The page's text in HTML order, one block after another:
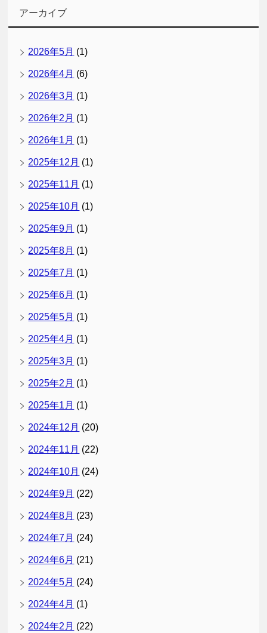
アーカイブ
2026年5月 (1)
2026年4月 (6)
2026年3月 (1)
2026年2月 (1)
2026年1月 (1)
2025年12月 (1)
2025年11月 (1)
2025年10月 (1)
2025年9月 (1)
2025年8月 (1)
2025年7月 (1)
2025年6月 (1)
2025年5月 (1)
2025年4月 (1)
2025年3月 (1)
2025年2月 (1)
2025年1月 (1)
2024年12月 (20)
2024年11月 (22)
2024年10月 (24)
2024年9月 (22)
2024年8月 (23)
2024年7月 (24)
2024年6月 (21)
2024年5月 (24)
2024年4月 (1)
2024年2月 (22)